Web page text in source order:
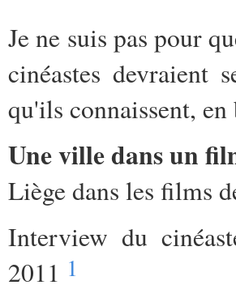
Je ne suis pas pour
cinéastes devraient
qu'ils connaissent,
Une ville dans un
Liège dans les films
Interview du
2011 1